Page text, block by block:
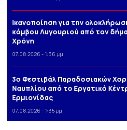
Iκανοποίηση για την
κόμβου Λυγουριού από τον
Χρόνη
07.08.2026 - 1:36 μμ
3o Φεστιβάλ Παραδοσιακών
Ναυπλίου από το Εργατικό
Ερμιονίδας
07.08.2026 - 1:35 μμ